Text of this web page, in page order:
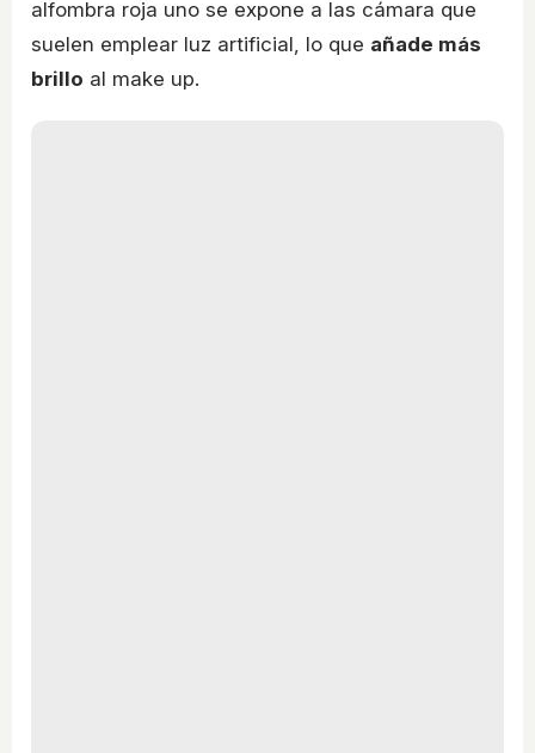
alfombra roja uno se expone a las cámara que
suelen emplear luz artificial, lo que añade más
brillo al make up.